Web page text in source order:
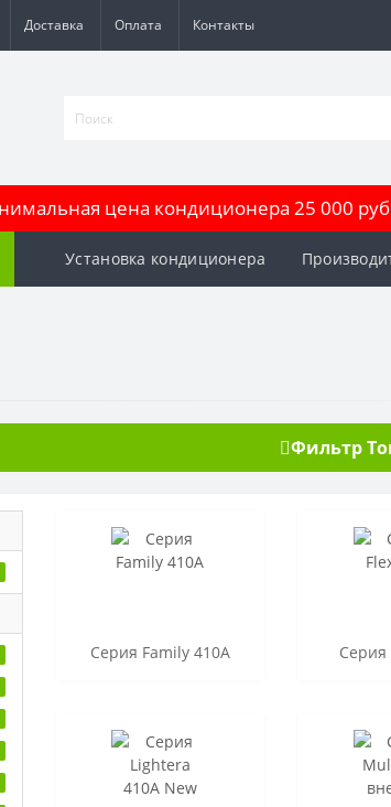
Доставка Оплата Контакты
цена кондиционера 25 000
Установка кондиционера
Фильтр
Серия Family 410A Серия